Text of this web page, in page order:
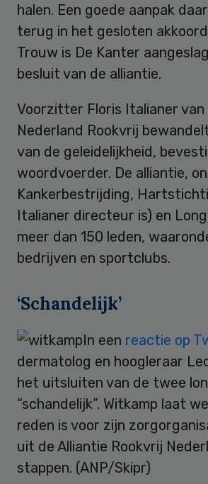
halen. Een goede aanpak
terug in het gesloten
Trouw is De Kanter
besluit van de alliantie.
Voorzitter Floris Italianer van
Nederland Rookvrij
van de geleidelijkheid,
woordvoerder. De alliantie,
Kankerbestrijding,
Italianer directeur is) en
meer dan 150 leden,
bedrijven en sportclubs.
‘Schandelijk’
In een reactie op
dermatolog en hoogleraar
het uitsluiten van de twee
“schandelijk”. Witkamp laat
reden is voor zijn
uit de Alliantie Rookvrij
stappen. (ANP/Skipr)